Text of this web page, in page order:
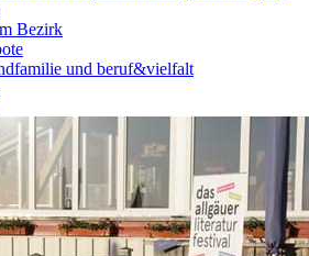
Bezirk
und beruf&vielfalt